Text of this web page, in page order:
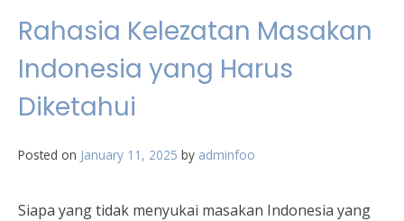
Rahasia Kelezatan Masakan
Indonesia yang Harus
Diketahui
Posted on January 11, 2025 by adminfoo
Siapa yang tidak menyukai masakan Indonesia yang